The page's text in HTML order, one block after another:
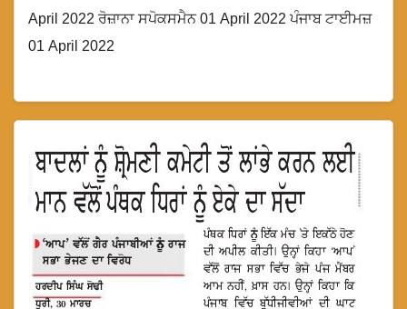
April 2022 ਰੋਜ਼ਾਨਾ ਸਪੋਕਸਮੈਨ 01 April 2022 ਪੰਜਾਬ ਟਾਈਮਜ਼
01 April 2022